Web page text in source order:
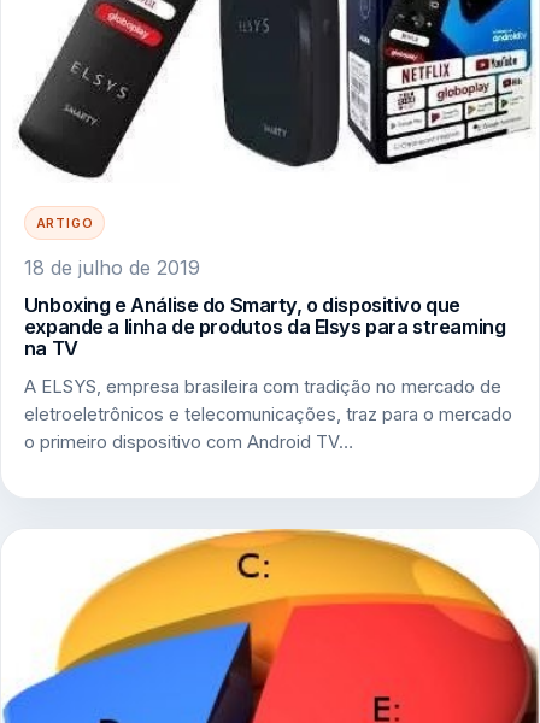
ARTIGO
18 de julho de 2019
Unboxing e Análise do Smarty, o dispositivo que
expande a linha de produtos da Elsys para streaming
na TV
A ELSYS, empresa brasileira com tradição no mercado de
eletroeletrônicos e telecomunicações, traz para o mercado
o primeiro dispositivo com Android TV…